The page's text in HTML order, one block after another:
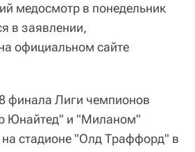
медосмотр в понедельник
в заявлении,
официальном сайте
финала Лиги чемпионов
Юнайтед" и "Миланом"
на стадионе "Олд Траффорд" в